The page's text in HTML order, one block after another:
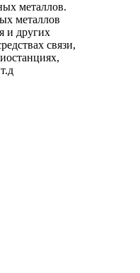
металлов.
металлов
и других
связи,